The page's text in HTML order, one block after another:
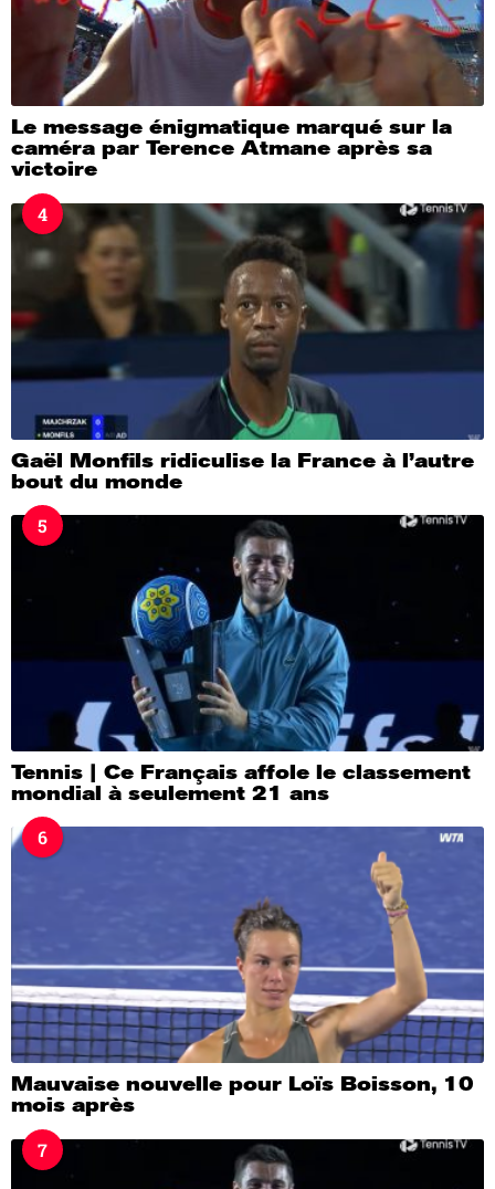
Le message énigmatique marqué sur la
caméra par Terence Atmane après sa
victoire
4
Gaël Monfils ridiculise la France à l’autre
bout du monde
5
Tennis | Ce Français affole le classement
mondial à seulement 21 ans
6
Mauvaise nouvelle pour Loïs Boisson, 10
mois après
7